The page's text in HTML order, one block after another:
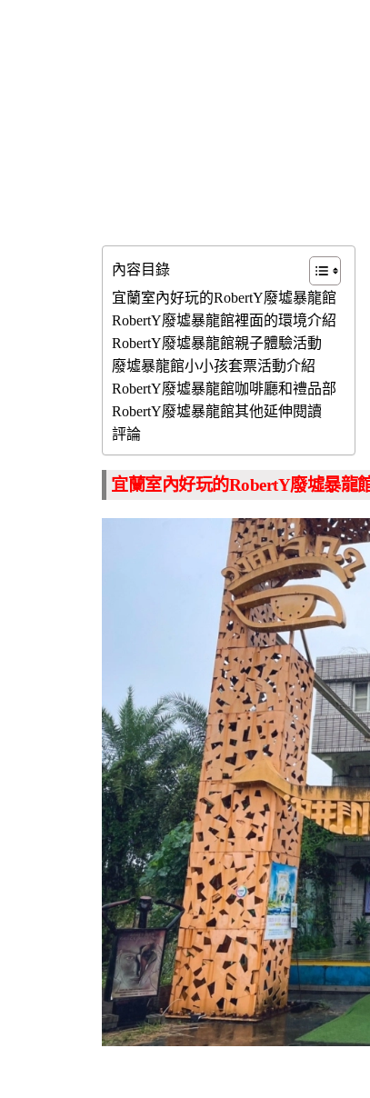
內容目錄
宜蘭室內好玩的RobertY廢墟暴龍館
RobertY廢墟暴龍館裡面的環境介紹
RobertY廢墟暴龍館親子體驗活動
廢墟暴龍館小小孩套票活動介紹
RobertY廢墟暴龍館咖啡廳和禮品部
RobertY廢墟暴龍館其他延伸閱讀
評論
宜蘭室內好玩的RobertY廢墟暴龍